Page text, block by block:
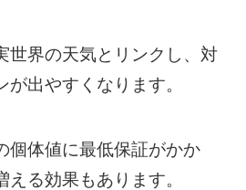
世界の天気とリンクし、対
出やすくなります。
個体値に最低保証がかか
える効果もあります。